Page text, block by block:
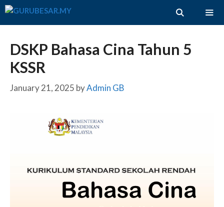
Skip
DSKP Bahasa Cina Tahun 5
KSSR
January 21, 2025 byAdmin GB